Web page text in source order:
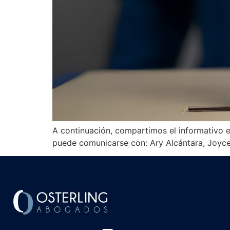
A continuación, compartimos el informativo
puede comunicarse con: Ary Alcántara,